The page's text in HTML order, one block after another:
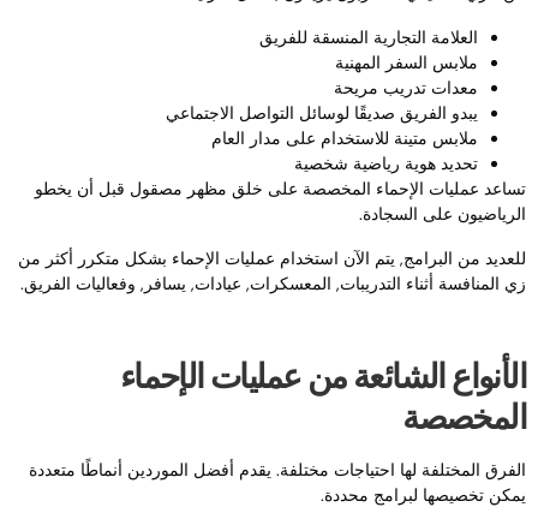
العلامة التجارية المنسقة للفريق
ملابس السفر المهنية
معدات تدريب مريحة
يبدو الفريق صديقًا لوسائل التواصل الاجتماعي
ملابس متينة للاستخدام على مدار العام
تحديد هوية رياضية شخصية
عمليات الإحماء المخصصة على خلق مظهر مصقول قبل أن يخطو
على السجادة.
من البرامج, يتم الآن استخدام عمليات الإحماء بشكل متكرر أكثر من
المنافسة أثناء التدريبات, المعسكرات, عيادات, يسافر, وفعاليات الفريق.
الشائعة من عمليات الإحماء
المختلفة لها احتياجات مختلفة. يقدم أفضل الموردين أنماطًا متعددة
تخصيصها لبرامج محددة.